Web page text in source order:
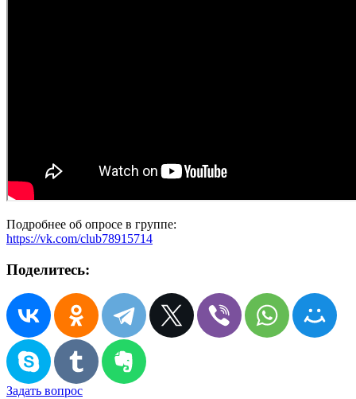
Подробнее об опросе в группе:
https://vk.com/club78915714
Поделитесь:
Задать вопрос